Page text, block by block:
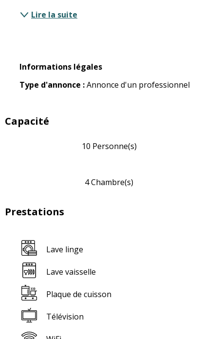
Lire la suite
Informations légales
Informations légales
Type d'annonce :Annonce d'un professionnel
Capacité
10 Personne(s)
4 Chambre(s)
Prestations
Lave linge
Lave vaisselle
Plaque de cuisson
Télévision